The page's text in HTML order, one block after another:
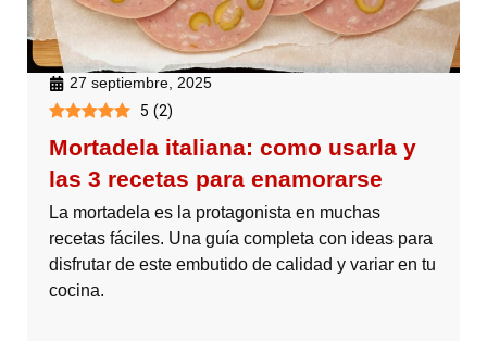
27 septiembre, 2025
5 (2)
Mortadela italiana: como usarla y
las 3 recetas para enamorarse
La mortadela es la protagonista en muchas
recetas fáciles. Una guía completa con ideas para
disfrutar de este embutido de calidad y variar en tu
cocina.